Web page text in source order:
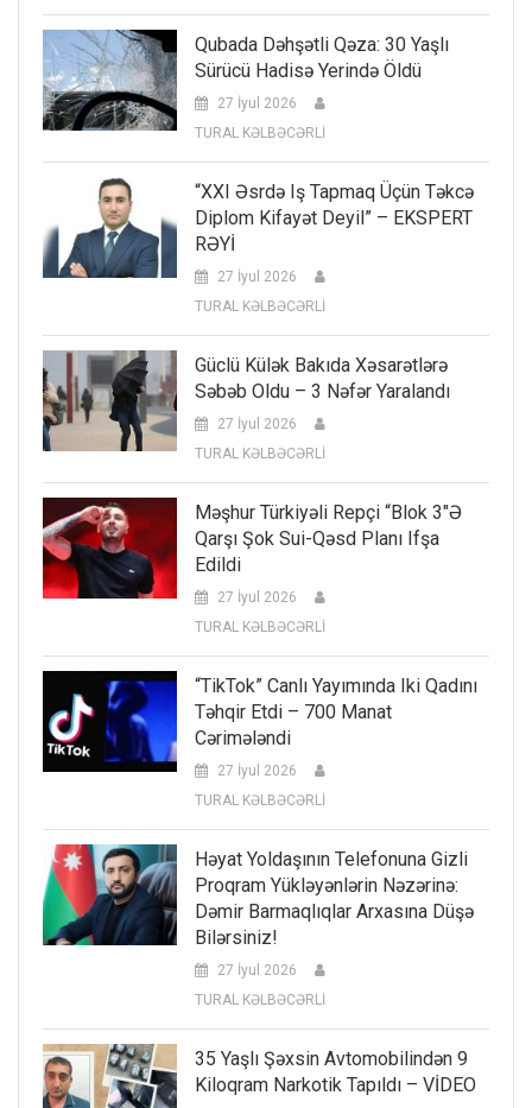
Qubada Dəhşətli Qəza: 30 Yaşlı
Sürücü Hadisə Yerində Öldü
27 İyul 2026
TURAL KƏLBƏCƏRLİ
“XXI Əsrdə Iş Tapmaq Üçün Təkcə
Diplom Kifayət Deyil” – EKSPERT
RƏYİ
27 İyul 2026
TURAL KƏLBƏCƏRLİ
Güclü Külək Bakıda Xəsarətlərə
Səbəb Oldu – 3 Nəfər Yaralandı
27 İyul 2026
TURAL KƏLBƏCƏRLİ
Məşhur Türkiyəli Repçi “Blok 3″ə
Qarşı Şok Sui-Qəsd Planı Ifşa
Edildi
27 İyul 2026
TURAL KƏLBƏCƏRLİ
“TikTok” Canlı Yayımında Iki Qadını
Təhqir Etdi – 700 Manat
Cərimələndi
27 İyul 2026
TURAL KƏLBƏCƏRLİ
Həyat Yoldaşının Telefonuna Gizli
Proqram Yükləyənlərin Nəzərinə:
Dəmir Barmaqlıqlar Arxasına Düşə
Bilərsiniz!
27 İyul 2026
TURAL KƏLBƏCƏRLİ
35 Yaşlı Şəxsin Avtomobilindən 9
Kiloqram Narkotik Tapıldı – VİDEO